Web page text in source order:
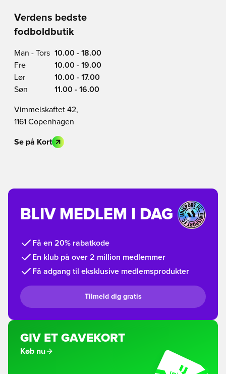
Verdens bedste
fodboldbutik
Man - Tors 10.00 - 18.00
Fre
10.00 - 19.00
Lør
10.00 - 17.00
Søn
11.00 - 16.00
Vimmelskaftet 42,
1161 Copenhagen
Se på Kort
BLIV MEDLEM I DAG
Få en 20% rabatkode
En klub på over 2 million medlemmer
Få adgang til eksklusive medlemsprodukter
Tilmeld dig gratis
GIV ET GAVEKORT
Køb nu